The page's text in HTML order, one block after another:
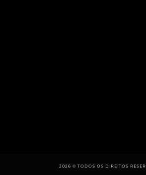
2026 © TODOS OS DIREITOS